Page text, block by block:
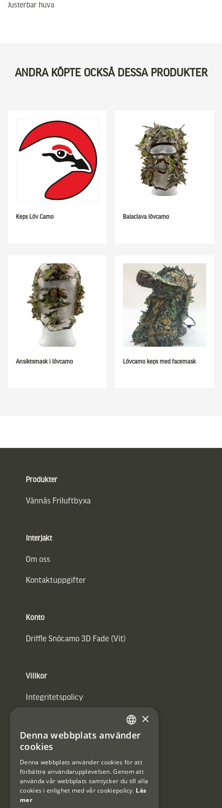
Justerbar huva
ANDRA KÖPTE OCKSÅ DESSA PRODUKTER
Keps Löv Camo Balaclava lövcamo
Ansiktsmask i lövcamo Lövcamo keps med facemask
Produkter
Vännäs Friluftbyxa
Interjakt
Om oss
Kontaktuppgifter
Konto
Driffle Snöcamo 3D Fade (Vit)
Villkor
Integritetspolicy
#Interjaktfamily
Kundklubb
Information om kundklubben.
SWEDISH
×
Denna webbplats använder
cookies
Denna webbplats använder cookies för att
förbättra användarupplevelsen. Genom att
använda vår webbplats samtycker du till alla
cookies i enlighet med vår cookiepolicy. Läs
mer